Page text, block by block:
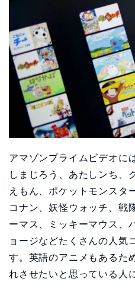
アマゾンプライムビデオに
しまじろう、あたしンち、
えもん、ポケットモンスタ
コナン、妖怪ウォッチ、戦
ーマス、ミッキーマウス、
ョージなどたくさんの人気
す。英語のアニメもあるた
れさせたいと思っている人